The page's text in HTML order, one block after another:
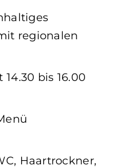
regionalen
bis 16.00
Haartrockner,